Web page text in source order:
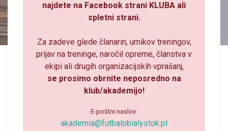
najdete na Facebook strani KLUBA ali
spletni strani.
Za zadeve glede članarin, urnikov treningov,
prijav na treninge, naročil opreme, članstva v
ekipi ali drugih organizacijskih vprašanj,
se prosimo obrnite neposredno na
klub/akademijo!
E-poštni naslov:
akademia@futbalobialystok.pl